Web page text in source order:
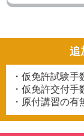
追
・仮免許試験手
・仮免許交付手
・原付講習の有